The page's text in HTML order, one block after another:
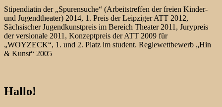
Stipendiatin der „Spurensuche“ (Arbeitstreffen der freien Kinder-
und Jugendtheater) 2014, 1. Preis der Leipziger ATT 2012,
Sächsischer Jugendkunstpreis im Bereich Theater 2011, Jurypreis
der versionale 2011, Konzeptpreis der ATT 2009 für
„WOYZECK“, 1. und 2. Platz im student. Regiewettbewerb „Hin
& Kunst“ 2005
Hallo!